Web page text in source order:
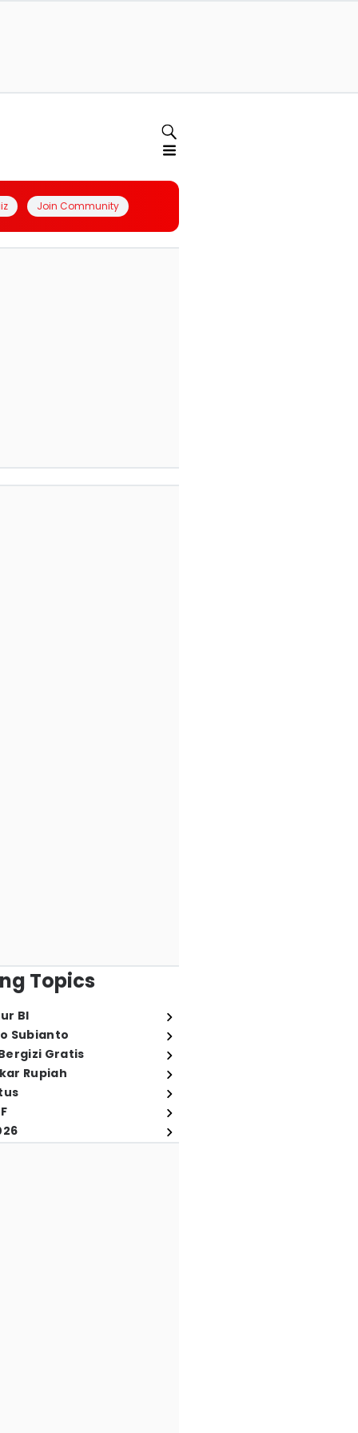
Join Community
Topics
BI
Subianto
Gratis
Rupiah